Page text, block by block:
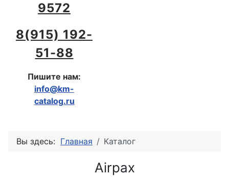
9572
8(915) 192-
51-88
Пишите нам:
info@km-
catalog.ru
Вы здесь: Главная Каталог
Airpax